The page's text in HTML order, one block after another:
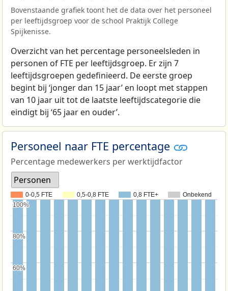
Bovenstaande grafiek toont het de data over het personeel
per leeftijdsgroep voor de school Praktijk College
Spijkenisse.
Overzicht van het percentage personeelsleden in
personen of FTE per leeftijdsgroep. Er zijn 7
leeftijdsgroepen gedefinieerd. De eerste groep
begint bij ‘jonger dan 15 jaar’ en loopt met stappen
van 10 jaar uit tot de laatste leeftijdscategorie die
eindigt bij ‘65 jaar en ouder’.
Personeel naar FTE percentage
Percentage medewerkers per werktijdfactor
Personen
0-0,5 FTE 0,5-0,8 FTE 0,8 FTE+ Onbekend
60%
60%
80%
80%
100%
100%